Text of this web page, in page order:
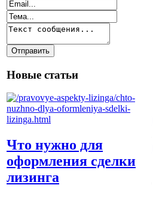
Новые статьи
Что нужно для
оформления сделки
лизинга